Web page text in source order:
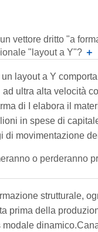
vettore dritto "a
"layout a Y"? ＋
layout a Y
ultra alta velocità
di I elabora il
in spese di
di movimentazione
o perderanno
strutturale,
prima della